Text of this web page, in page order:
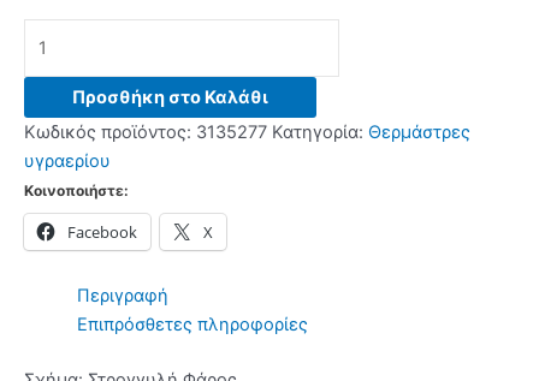
PRPH-
81063
Σόμπα
Μανιτάρι
Υγραερίου
άτοκα)
Προσθήκη στο Καλάθι
Κωδικός προϊόντος: 3135277 Κατηγορία: Θερμάστρες
υγραερίου
Κοινοποιήστε:
Facebook X
Περιγραφή
Επιπρόσθετες πληροφορίες